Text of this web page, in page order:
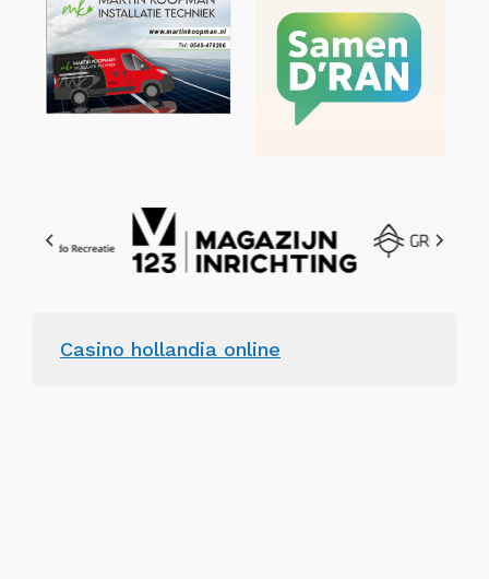
Casino hollandia online